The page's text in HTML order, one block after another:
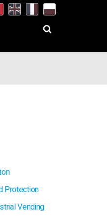
Protection
Vending